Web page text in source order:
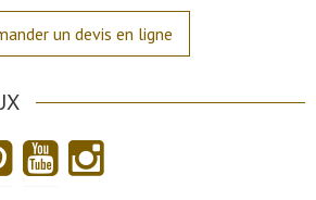
un devis en ligne